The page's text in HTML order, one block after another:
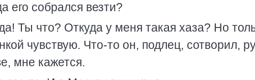
его собрался везти?
Ты что? Откуда у меня такая хаза? Но
чувствую. Что-то он, подлец, сотворил,
мне кажется.